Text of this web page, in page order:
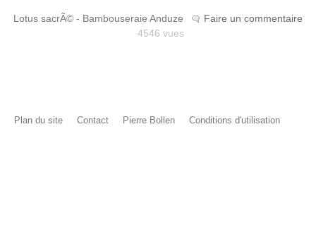
Lotus sacrÃ© - Bambouseraie Anduze
Faire un commentaire
4546 vues
Plan du site Contact Pierre Bollen Conditions d'utilisation